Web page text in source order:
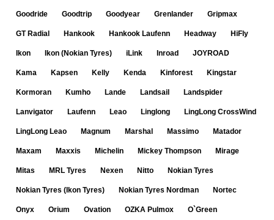
Goodride Goodtrip Goodyear Grenlander Gripmax
GT Radial Hankook Hankook Laufenn Headway HiFly
Ikon Ikon (Nokian Tyres) iLink Inroad JOYROAD
Kama Kapsen Kelly Kenda Kinforest Kingstar
Kormoran Kumho Lande Landsail Landspider
Lanvigator Laufenn Leao Linglong LingLong CrossWind
LingLong Leao Magnum Marshal Massimo Matador
Maxam Maxxis Michelin Mickey Thompson Mirage
Mitas MRL Tyres Nexen Nitto Nokian Tyres
Nokian Tyres (Ikon Tyres) Nokian Tyres Nordman Nortec
Onyx Orium Ovation OZKA Pulmox O`Green